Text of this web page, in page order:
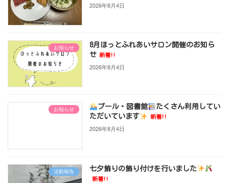
2026年8月4日
お知らせ
8月ほっとふれあいサロン開催のお知ら
せ 新着!!
2026年8月4日
お知らせ プール・図書館
たくさん利用してい
ただいています
新着!!
2026年8月4日
活動報告 七夕飾りの飾り付けを行いました
新着!!